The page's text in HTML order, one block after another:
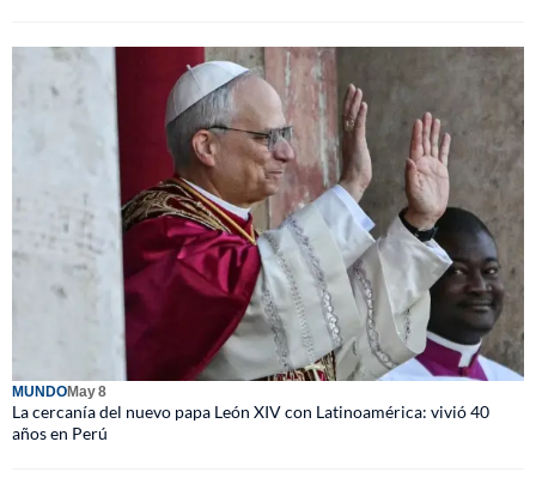
MUNDOMay 8
La cercanía del nuevo papa León XIV con Latinoamérica: vivió 40
años en Perú